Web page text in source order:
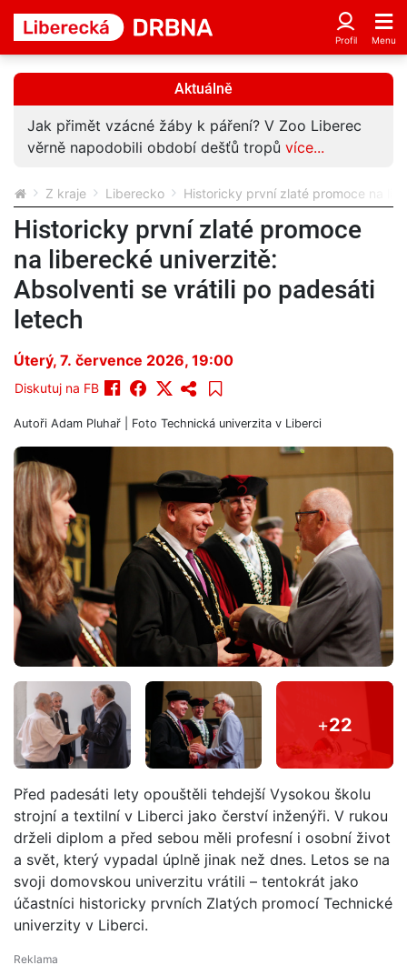
Aktuálně
Jak přimět vzácné žáby k páření? V Zoo Liberec
věrně napodobili období dešťů tropů více...
Z kraje Liberecko Historicky první zlaté promoce na
Historicky první zlaté promoce
na liberecké univerzitě:
Absolventi se vrátili po padesáti
letech
Úterý, 7. července 2026, 19:00
Diskutuj na FB
Autoři Adam Pluhař | Foto Technická univerzita v Liberci
+22
Před padesáti lety opouštěli tehdejší Vysokou školu
strojní a textilní v Liberci jako čerství inženýři. V rukou
drželi diplom a před sebou měli profesní i osobní život
a svět, který vypadal úplně jinak než dnes. Letos se na
svoji domovskou univerzitu vrátili – tentokrát jako
účastníci historicky prvních Zlatých promocí Technické
univerzity v Liberci.